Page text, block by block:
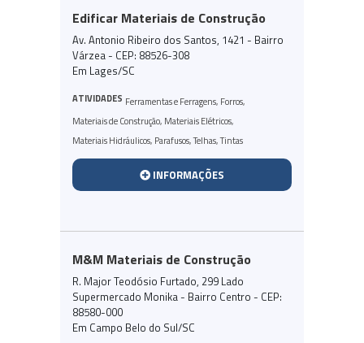
Edificar Materiais de Construção
Av. Antonio Ribeiro dos Santos, 1421 - Bairro
Várzea - CEP: 88526-308
Em Lages/SC
ATIVIDADES Ferramentas e Ferragens, Forros,
Materiais de Construção, Materiais Elétricos,
Materiais Hidráulicos, Parafusos,Telhas,Tintas
INFORMAÇÕES
M&M Materiais de Construção
R. Major Teodósio Furtado, 299 Lado
Supermercado Monika - Bairro Centro - CEP:
88580-000
Em Campo Belo do Sul/SC